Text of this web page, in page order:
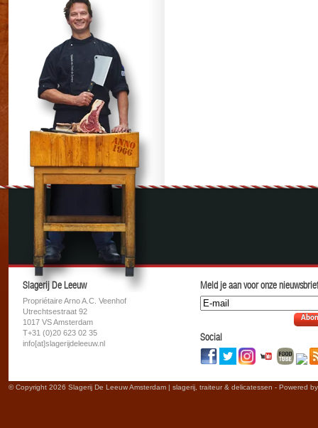
Slagerij De Leeuw
Propriétaire Arno A.C. Veenhof
Utrechtsestraat 92
1017 VS Amsterdam
T+31 (0)20 623 02 35
info[at]slagerijdeleeuw.nl
Meld je aan voor onze
Social
© Copyright 2026 Slagerij De Leeuw Amsterdam | slagerij, traiteur & delicatessen - Powered